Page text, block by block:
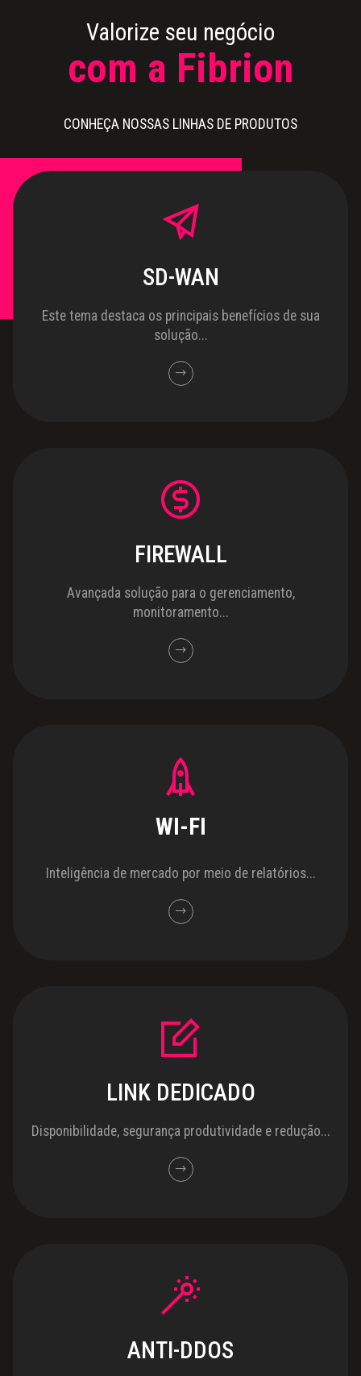
Valorize seu negócio
com a Fibrion
CONHEÇA NOSSAS LINHAS DE PRODUTOS
SD-WAN
Este tema destaca os principais benefícios de sua
solução...
FIREWALL
Avançada solução para o gerenciamento,
monitoramento...
WI-FI
Inteligência de mercado por meio de relatórios...
LINK DEDICADO
Disponibilidade, segurança produtividade e redução...
ANTI-DDOS